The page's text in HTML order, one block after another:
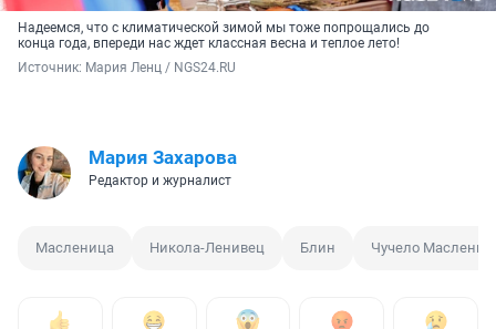
Надеемся, что с климатической зимой мы тоже попрощались до
конца года, впереди нас ждет классная весна и теплое лето!
Источник: Мария Ленц / NGS24.RU
Мария Захарова
Редактор и журналист
Масленица Никола-Ленивец Блин Чучело